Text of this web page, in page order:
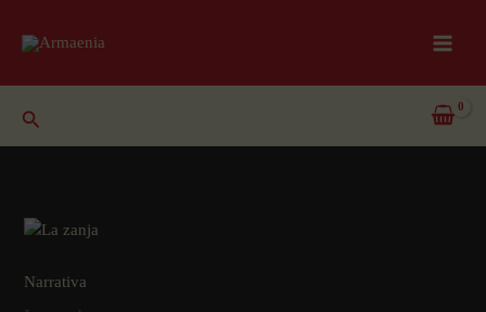
Buscar
Narrativa